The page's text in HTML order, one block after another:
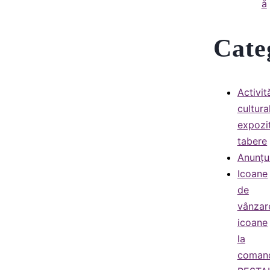
ă
tabere
Icoane
de
icoane
la